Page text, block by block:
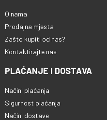
O nama
Prodajna mjesta
Zašto kupiti od nas?
Kontaktirajte nas
PLAĆANJE I DOSTAVA
Načini plaćanja
Sigurnost plaćanja
Načini dostave